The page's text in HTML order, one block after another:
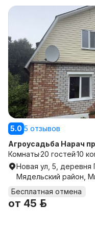
5.0 5 отзывов
Агроусадьба Нарач
Комнаты20 гостей10
Новая ул, 5, деревня
Мядельский район,
Бесплатная отмена
от 45 р.